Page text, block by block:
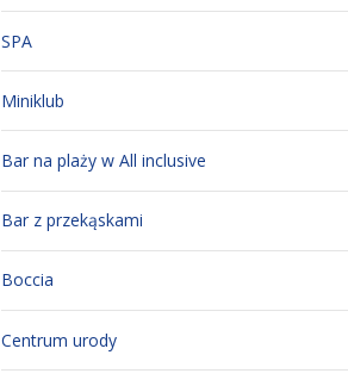
SPA
Miniklub
Bar na plaży w All inclusive
Bar z przekąskami
Boccia
Centrum urody